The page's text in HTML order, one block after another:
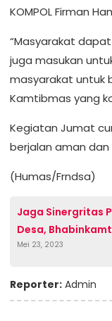
KOMPOL Firman
“Masyarakat
juga masukan
masyarakat untuk
Kamtibmas yang
Kegiatan Jumat
berjalan aman dan
(Humas/Frndsa)
Jaga Sinergritas
Desa,
Lakukan
Mei 23, 2023
Reporter: Admin